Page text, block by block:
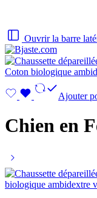
Ouvrir la barre
Ajouter
Chien en